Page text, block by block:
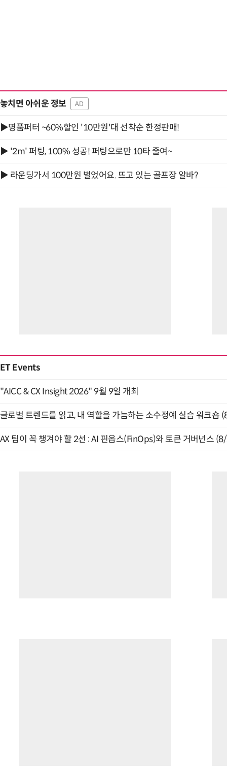
놓치면 아쉬운 정보 AD
▶명품퍼터 ~60%할인 '10만원'대 선착순 한정판매!
▶ '2m' 퍼팅, 100% 성공! 퍼팅으로만 10타 줄여~
▶ 라운딩가서 100만원 벌었어요. 뜨고 있는 골프장 알바?
ET Events
"AICC & CX Insight 2026" 9월 9일 개최
글로벌 트렌드를 읽고, 내 역할을 가늠하는 소수정예 실습 워크숍
AX 팀이 꼭 챙겨야 할 2선 : AI 핀옵스(FinOps)와 토큰 거버넌스